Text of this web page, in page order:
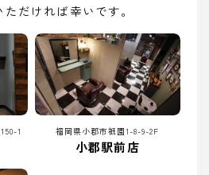
だければ幸いです。
1 福岡県小郡市祇園1-8-9-2F
小郡駅前店